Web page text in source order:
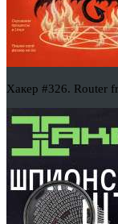
Хакер #326. Router